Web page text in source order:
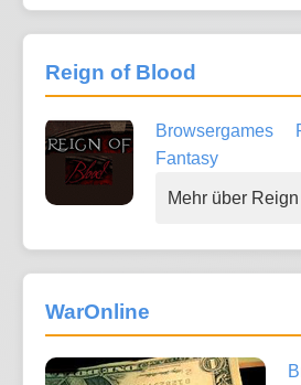
Reign of Blood
Browsergames
Fantasy
Mehr über
WarOnline